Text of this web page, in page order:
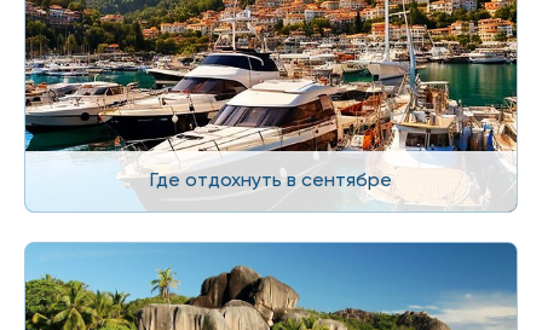
Где отдохнуть в сентябре